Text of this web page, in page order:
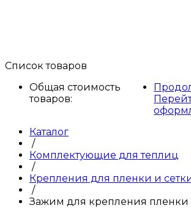
Список товаров
Общая стоимость
товаров:
Каталог
/
Комплектующие для теплиц
/
Крепления для пленки и
/
Зажим для крепления пленки